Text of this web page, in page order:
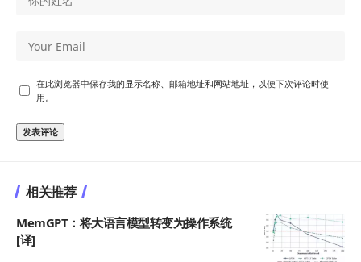
在此浏览器中保存我的显示名称、邮箱地址和网站地址，以便下次评论时使
用。
相关推荐
MemGPT：将大语言模型转变为操作系统
[译]